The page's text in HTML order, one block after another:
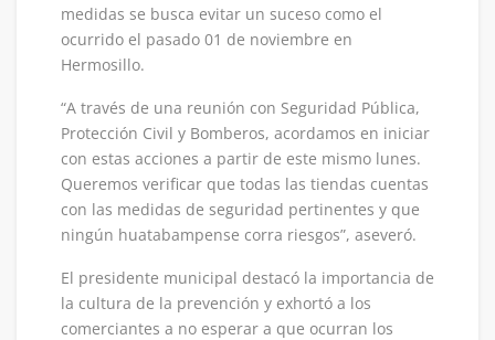
medidas se busca evitar un suceso como el
ocurrido el pasado 01 de noviembre en
Hermosillo.
“A través de una reunión con Seguridad Pública,
Protección Civil y Bomberos, acordamos en iniciar
con estas acciones a partir de este mismo lunes.
Queremos verificar que todas las tiendas cuentas
con las medidas de seguridad pertinentes y que
ningún huatabampense corra riesgos”, aseveró.
El presidente municipal destacó la importancia de
la cultura de la prevención y exhortó a los
comerciantes a no esperar a que ocurran los